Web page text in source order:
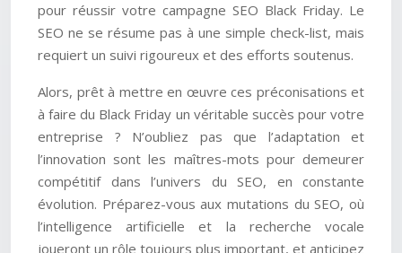
pour réussir votre campagne SEO Black Friday. Le
SEO ne se résume pas à une simple check-list, mais
requiert un suivi rigoureux et des efforts soutenus.
Alors, prêt à mettre en œuvre ces préconisations et
à faire du Black Friday un véritable succès pour votre
entreprise ? N’oubliez pas que l’adaptation et
l’innovation sont les maîtres-mots pour demeurer
compétitif dans l’univers du SEO, en constante
évolution. Préparez-vous aux mutations du SEO, où
l’intelligence artificielle et la recherche vocale
joueront un rôle toujours plus important, et anticipez